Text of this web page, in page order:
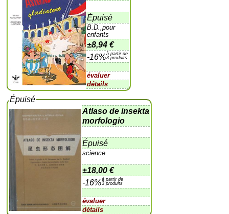
Épuisé
B.D.,pour
enfants
±8,94 €
-16%à partir de
3 produits
évaluer
détails
Épuisé
Atlaso de insekta
morfologio
Épuisé
science
±18,00 €
-16%à partir de
3 produits
évaluer
détails